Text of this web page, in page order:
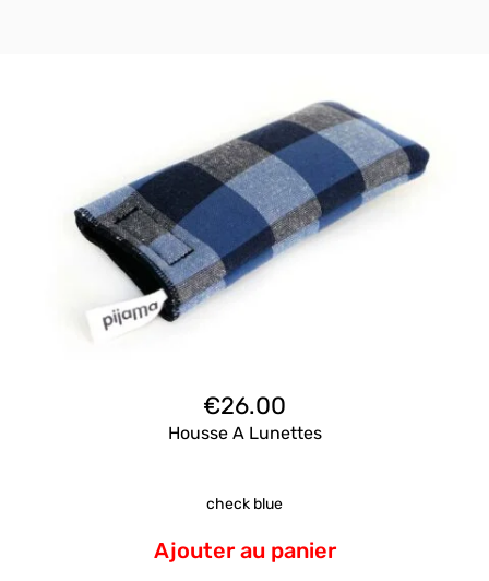
€26.00
Housse A Lunettes
check blue
Ajouter au panier